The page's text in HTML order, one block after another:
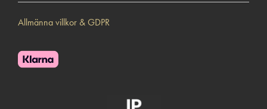
Allmänna villkor & GDPR